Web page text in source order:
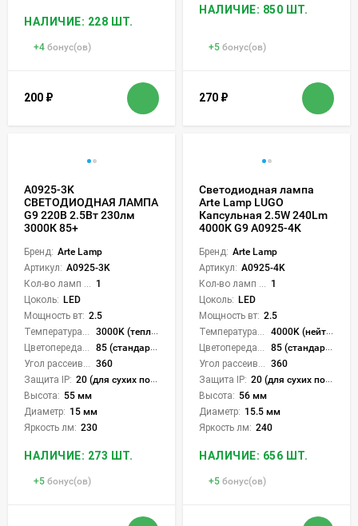
НАЛИЧИЕ: 228 ШТ.
+4 бонус(ов)
200 ₽
НАЛИЧИЕ: 850 ШТ.
+5 бонус(ов)
270 ₽
A0925-3K
СВЕТОДИОДНАЯ ЛАМПА
G9 220В 2.5Вт 230лм
3000К 85+
Бренд: Arte Lamp
Артикул: A0925-3K
1
Цоколь: LED
Мощность вт: 2.5
3000K (теплый)
85 (стандартная)
360
Защита IP: 20 (для сухих пом.)
Высота: 55 мм
Диаметр: 15 мм
Яркость лм: 230
НАЛИЧИЕ: 273 ШТ.
+5 бонус(ов)
Светодиодная лампа
Arte Lamp LUGO
Капсульная 2.5W 240Lm
4000К G9 A0925-4K
Бренд: Arte Lamp
Артикул: A0925-4K
1
Цоколь: LED
Мощность вт: 2.5
4000K (нейтральный)
85 (стандартная)
360
Защита IP: 20 (для сухих пом.)
Высота: 56 мм
Диаметр: 15.5 мм
Яркость лм: 240
НАЛИЧИЕ: 656 ШТ.
+5 бонус(ов)